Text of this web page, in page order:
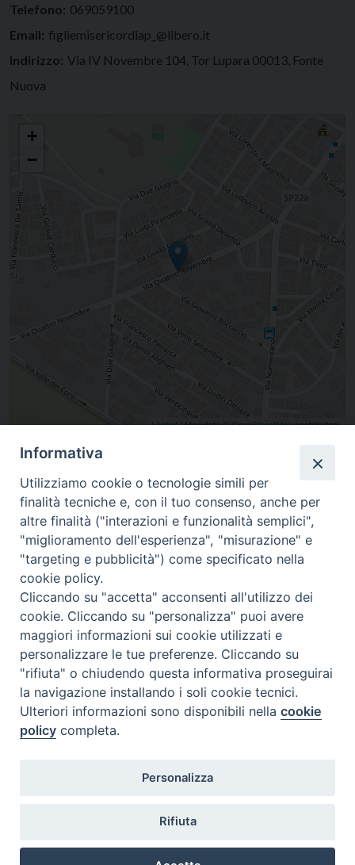
Telefono: 069059100
Email: figliemisericordiap_@libero.it
Indirizzo: Via IV Novembre 104, Tor Lupara 00013, Fonte
Nuova
+
−
Leaflet| Map data ©OpenStreetMapcontributors
Via IV Novembre 104, Fonte Nuova, , Italia
Piazza Mario Dottori, 14
02047 Poggio Mirteto (Rieti)
diocesi@diocesisabina.it
Informativa
Utilizziamo cookie o tecnologie simili per
finalità tecniche e, con il tuo consenso, anche per
altre finalità ("interazioni e funzionalità semplici",
"miglioramento dell'esperienza", "misurazione" e
"targeting e pubblicità") come specificato nella
cookie policy.
Cliccando su "accetta" acconsenti all'utilizzo dei
cookie. Cliccando su "personalizza" puoi avere
maggiori informazioni sui cookie utilizzati e
personalizzare le tue preferenze. Cliccando su
"rifiuta" o chiudendo questa informativa proseguirai
la navigazione installando i soli cookie tecnici.
Ulteriori informazioni sono disponibili nellacookie
policy completa.
Personalizza
Rifiuta